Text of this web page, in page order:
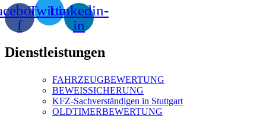
f
TwitterLinkedin-
in
Dienstleistungen
FAHRZEUGBEWERTUNG
BEWEISSICHERUNG
KFZ-Sachverständigen in Stuttgart
OLDTIMERBEWERTUNG